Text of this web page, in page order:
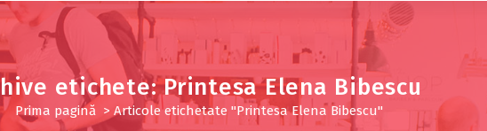
etichete: Printesa Elena Bibescu
Prima pagină > Articole etichetate "Printesa Elena Bibescu"